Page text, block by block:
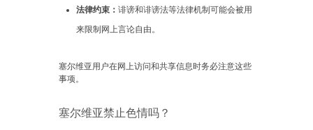
法律约束： 诽谤和诽谤法等法律机制可能会被用
来限制网上言论自由。
塞尔维亚用户在网上访问和共享信息时务必注意这些
事项。
塞尔维亚禁止色情吗？